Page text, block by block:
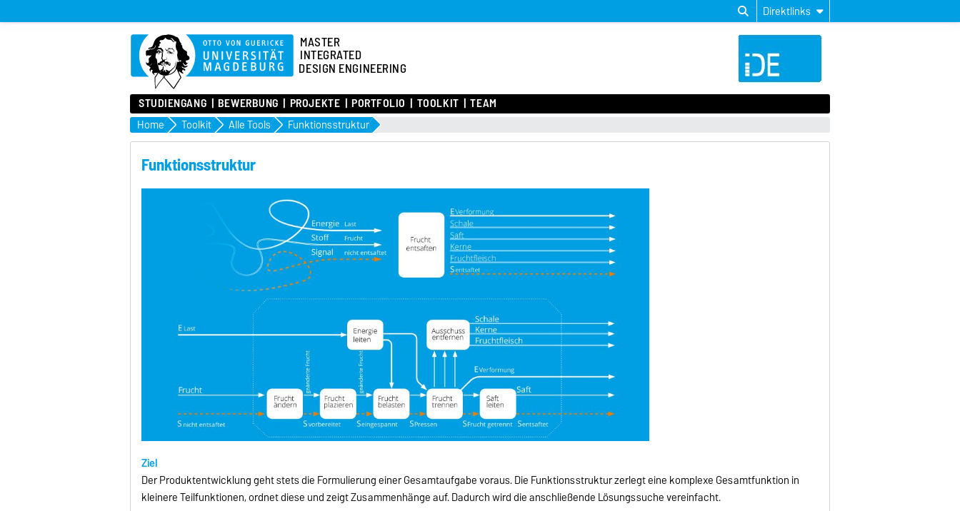
Direktlinks
MASTER
INTEGRATED
DESIGN ENGINEERING
STUDIENGANG BEWERBUNG PROJEKTE PORTFOLIO TOOLKIT TEAM
Home Toolkit Alle Tools Funktionsstruktur
Funktionsstruktur
Ziel
Der Produktentwicklung geht stets die Formulierung einer Gesamtaufgabe voraus. Die Funktionsstruktur zerlegt eine komplexe Gesamtfunktion in
kleinere Teilfunktionen, ordnet diese und zeigt Zusammenhänge auf. Dadurch wird die anschließende Lösungssuche vereinfacht.